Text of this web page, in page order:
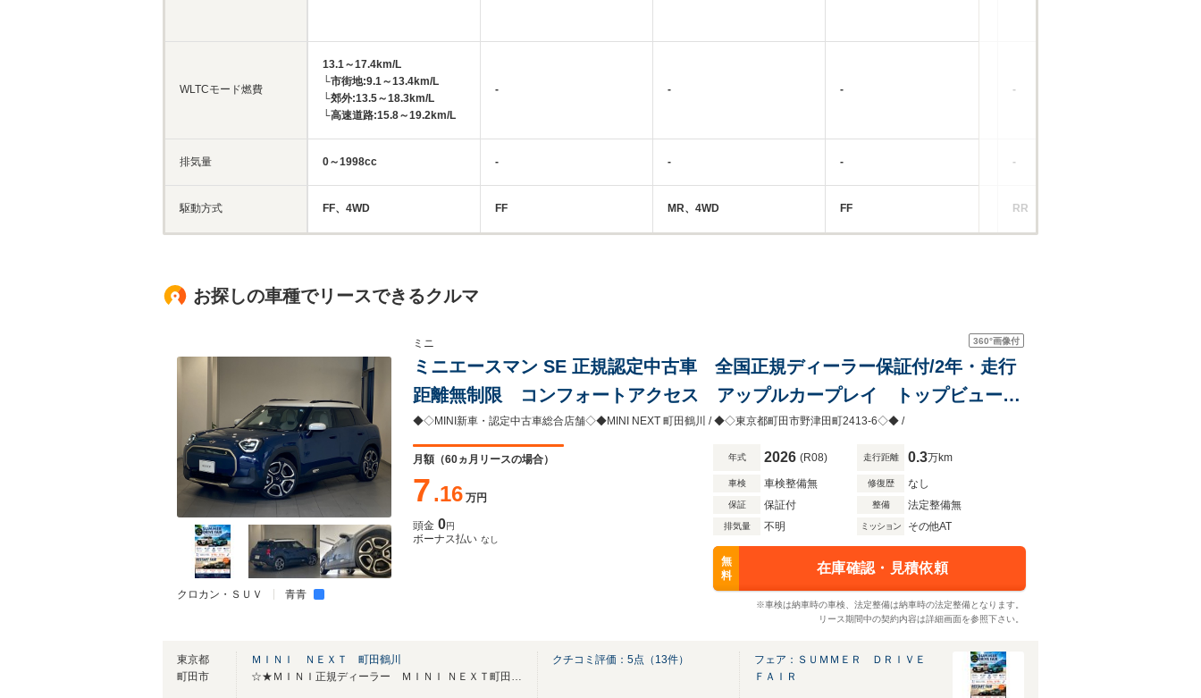
WLTCモード燃費
排気量
駆動方式
13.1～17.4km/L
└市街地:9.1～13.4km/L
└郊外:13.5～18.3km/L
└高速道路:15.8～19.2km/L
0～1998cc
FF、4WD
-
-
FF
-
-
MR、4WD
-
-
FF
-
-
RR
お探しの車種でリースできるクルマ
クロカン・ＳＵＶ 青青
360°画像付
ミニ
ミニエースマン SE 正規認定中古車 全国正規ディーラー保証付/2年・走行
距離無制限 コンフォートアクセス アップルカープレイ トップビューカ
メラ シートヒーター アクティブクルーズコントロール ハーマンカード
ン
◆◇MINI新車・認定中古車総合店舗◇◆MINI NEXT 町田鶴川 / ◆◇東京都町田市野津田町2413-6◇◆ /
月額（60ヵ月リースの場合）
7.16 万円
頭金 0円
ボーナス払い なし
年式 2026 (R08) 走行距離 0.3万km
車検 車検整備無 修復歴 なし
保証 保証付 整備 法定整備無
排気量 不明 ミッション その他AT
無
料
在庫確認・見積依頼
※車検は納車時の車検、法定整備は納車時の法定整備となります。
リース期間中の契約内容は詳細画面を参照下さい。
東京都
町田市
ＭＩＮＩ ＮＥＸＴ 町田鶴川
クチコミ評価： 5点（ 13件）
フェア：ＳＵＭＭＥＲ ＤＲＩＶＥ
ＦＡＩＲ